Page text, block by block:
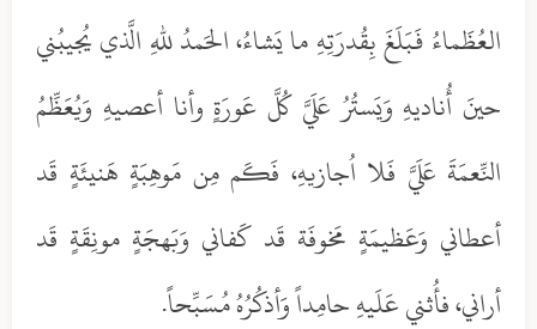
العُظَماءُ فَبَلَغَ بِقُدرَتِهِ ما يَشاءُ، الحَمدُ للهِ الَّذي يُجيبُني
حينَ أُناديهِ وَيَستُرُ عَلَيَّ كُلَّ عَورَةٍ وأنا أعصيهِ وَيُعَظِّمُ
النِّعمَةَ عَلَيَّ فَلا اُجازيهِ، فَكَم مِن مَوهِبَةٍ هَنيئَةٍ قَد
أعطاني وَعَظيمَةٍ مَخوفَة قَد كَفاني وَبَهجَةٍ مونِقَةٍ قَد
أراني، فأُثني عَلَيهِ حامِداً وَأذكُرُهُ مُسَبِّحاً.